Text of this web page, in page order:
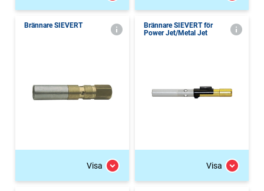
Brännare SIEVERT
Visa
Brännare SIEVERT för
Power Jet/Metal Jet
Visa